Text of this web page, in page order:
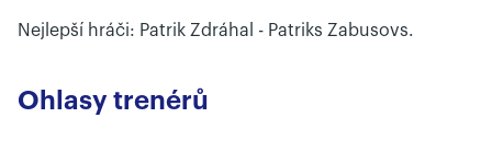
Nejlepší hráči: Patrik Zdráhal - Patriks Zabusovs.
Ohlasy trenérů